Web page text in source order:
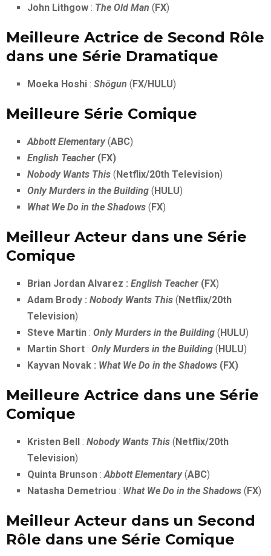
John Lithgow : The Old Man (FX)
Meilleure Actrice de Second Rôle
dans une Série Dramatique
Moeka Hoshi : Shōgun (FX/HULU)
Meilleure Série Comique
Abbott Elementary(ABC)
English Teacher (FX)
Nobody Wants This (Netflix/20th Television)
Only Murders in the Building (HULU)
What We Do in the Shadows (FX)
Meilleur Acteur dans une Série
Comique
Brian Jordan Alvarez : English Teacher (FX)
Adam Brody : Nobody Wants This (Netflix/20th
Television)
Steve Martin : Only Murders in the Building (HULU)
Martin Short : Only Murders in the Building (HULU)
Kayvan Novak : What We Do in the Shadows (FX)
Meilleure Actrice dans une Série
Comique
Kristen Bell : Nobody Wants This (Netflix/20th
Television)
Quinta Brunson : Abbott Elementary(ABC)
Natasha Demetriou : What We Do in the Shadows (FX)
Meilleur Acteur dans un Second
Rôle dans une Série Comique